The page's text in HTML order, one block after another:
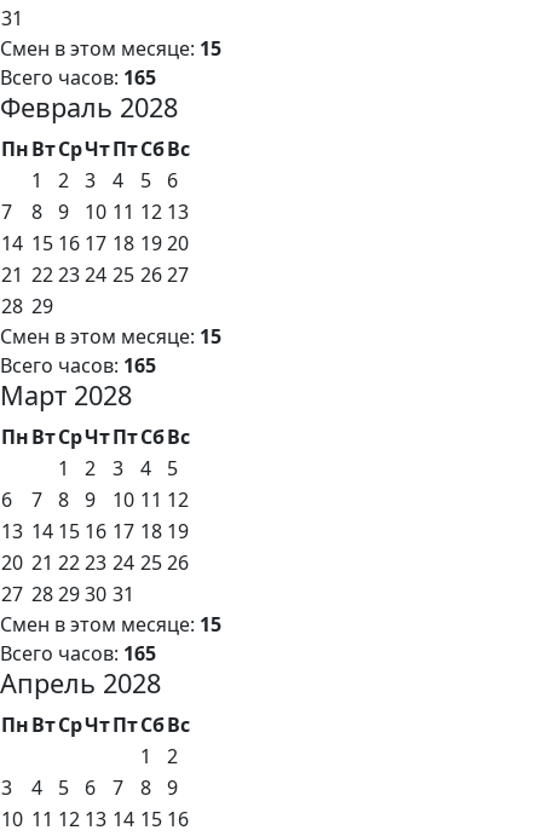
31
Смен в этом месяце: 15
Всего часов: 165
Февраль 2028
ПнВтСрЧтПтСбВс
1
2 3 4 5
6
7
8 9 10 11 12 13
14 15 16 17 18 1920
21 222324 25 2627
28 29
Смен в этом месяце: 15
Всего часов: 165
Март 2028
ПнВтСрЧтПтСбВс
1
2 3 4
5
6
7 8 9 10 11 12
13 14 15 16 17 18 19
20 21 2223 24 2526
27 282930 31
Смен в этом месяце: 15
Всего часов: 165
Апрель 2028
ПнВтСрЧтПтСбВс
1
2
3
4 5 6 7 8 9
10 11 12 13 14 15 16